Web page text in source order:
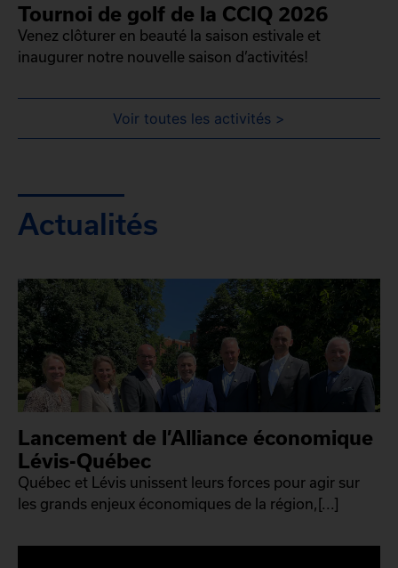
Tournoi de golf de la CCIQ 2026
Venez clôturer en beauté la saison estivale et
inaugurer notre nouvelle saison d’activités!
Voir toutes les activités >
Actualités
Lancement de l’Alliance économique
Lévis-Québec
Québec et Lévis unissent leurs forces pour agir sur
les grands enjeux économiques de la région,[...]